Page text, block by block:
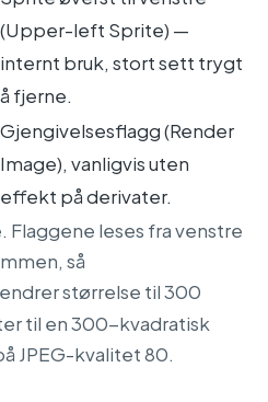
(Upper-left Sprite) —
internt bruk, stort sett trygt
å fjerne.
Gjengivelsesflagg (Render
Image), vanligvis uten
effekt på derivater.
leses fra venstre
så
endrer størrelse til 300
til en 300-kvadratisk
JPEG-kvalitet 80.